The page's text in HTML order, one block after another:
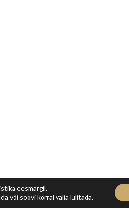
eesmärgil.
või soovi korral välja lülitada.